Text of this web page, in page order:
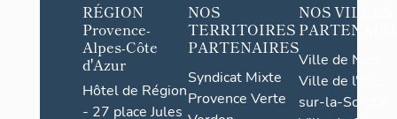
RÉGION
Provence-
Alpes-Côte
d'Azur
Hôtel de Région
- 27 place Jules
NOS
TERRITOIRES
PARTENAIRES
Syndicat Mixte
Provence Verte
NOS VILLES
Ville de Nice
Ville de l'Isle-
sur-la-Sorgue